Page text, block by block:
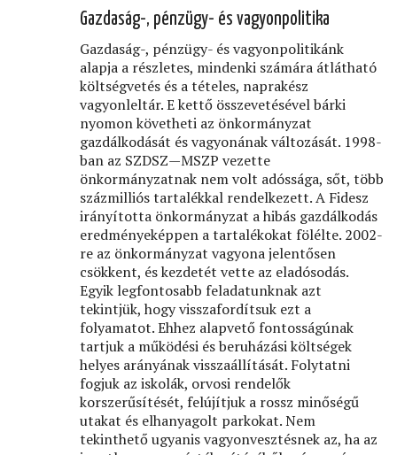
Gazdaság-, pénzügy- és vagyonpolitika
Gazdaság-, pénzügy- és vagyonpolitikánk
alapja a részletes, mindenki számára átlátható
költségvetés és a tételes, naprakész
vagyonleltár. E kettő összevetésével bárki
nyomon követheti az önkormányzat
gazdálkodását és vagyonának változását. 1998-
ban az SZDSZ—MSZP vezette
önkormányzatnak nem volt adóssága, sőt, több
százmilliós tartalékkal rendelkezett. A Fidesz
irányította önkormányzat a hibás gazdálkodás
eredményeképpen a tartalékokat fölélte. 2002-
re az önkormányzat vagyona jelentősen
csökkent, és kezdetét vette az eladósodás.
Egyik legfontosabb feladatunknak azt
tekintjük, hogy visszafordítsuk ezt a
folyamatot. Ehhez alapvető fontosságúnak
tartjuk a működési és beruházási költségek
helyes arányának visszaállítását. Folytatni
fogjuk az iskolák, orvosi rendelők
korszerűsítését, felújítjuk a rossz minőségű
utakat és elhanyagolt parkokat. Nem
tekinthető ugyanis vagyonvesztésnek az, ha az